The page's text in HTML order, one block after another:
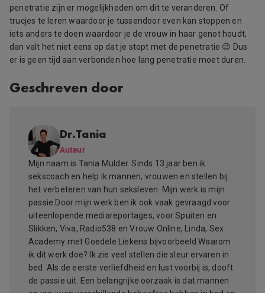
penetratie zijn er mogelijkheden om dit te veranderen. Of
trucjes te leren waardoor je tussendoor even kan stoppen en
iets anders te doen waardoor je de vrouw in haar genot houdt,
dan valt het niet eens op dat je stopt met de penetratie 😉 Dus
er is geen tijd aan verbonden hoe lang penetratie moet duren.
Geschreven door
Dr.Tania
Auteur
Mijn naam is Tania Mulder. Sinds 13 jaar ben ik
sekscoach en help ik mannen, vrouwen en stellen bij
het verbeteren van hun seksleven. Mijn werk is mijn
passie.Door mijn werk ben ik ook vaak gevraagd voor
uiteenlopende mediareportages, voor Spuiten en
Slikken, Viva, Radio538 en Vrouw Online, Linda, Sex
Academy met Goedele Liekens bijvoorbeeld.Waarom
ik dit werk doe? Ik zie veel stellen die sleur ervaren in
bed. Als de eerste verliefdheid en lust voorbij is, dooft
de passie uit. Een belangrijke oorzaak is dat mannen